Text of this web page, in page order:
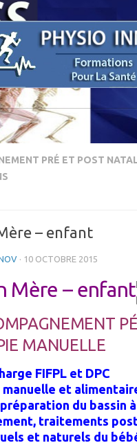
Professionnel
Sciences Physio Sport Santé
Appareillage & PhysioKine Sport
Grades / E-learning
Thérapie manuelle
Concept
Structurel
Fonctionnel
PRÉ ET POST
– enfant
· 10 OCTOBRE 2015
Mère – enfant
MANUELLE
FIFPL et DPC
et
du bassin à
traitements
et naturels du